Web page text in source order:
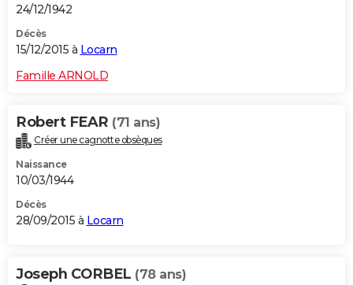
24/12/1942
Décès
15/12/2015 à Locarn
Famille ARNOLD
Robert FEAR (71 ans)
Créer une cagnotte obsèques
Naissance
10/03/1944
Décès
28/09/2015 à Locarn
Joseph CORBEL (78 ans)